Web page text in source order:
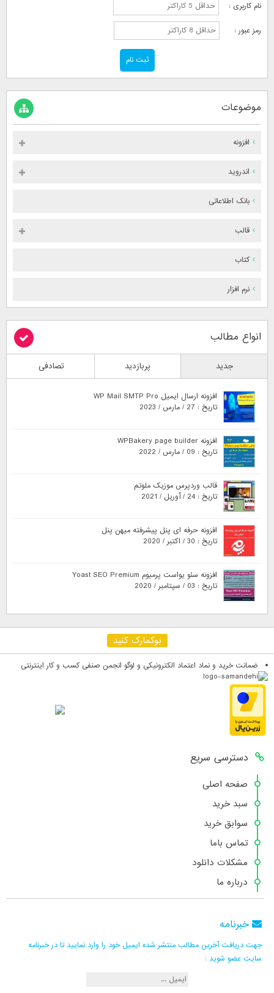
نام کاربری :
رمز عبور :
موضوعات
افزونه
اندروید
بانک اطلاعاتی
قالب
کتاب
نرم افزار
انواع مطالب
جدید پربازدید تصادفی
افزونه ارسال ایمیل WP Mail SMTP Pro
تاریخ : 27 / مارس / 2023
افزونه WPBakery page builder
تاریخ : 09 / مارس / 2022
قالب وردپرس موزیک ملوتم
تاریخ : 24 / آوریل / 2021
افزونه حرفه ای پنل پیشرفته میهن پنل
تاریخ : 30 / اکتبر / 2020
افزونه سئو یواست پرمیوم Yoast SEO Premium
تاریخ : 03 / سپتامبر / 2020
بوکمارک کنید
ضمانت خرید و نماد اعتماد الکترونیکی و لوگو انجمن صنفی کسب و کار اینترنتی
دسترسی سریع
صفحه اصلی
سبد خرید
سوابق خرید
تماس باما
مشکلات دانلود
درباره ما
خبرنامه
جهت دریافت آخرین مطالب منتشر شده ایمیل خود را وارد نمایید تا در خبرنامه
سایت عضو شوید :